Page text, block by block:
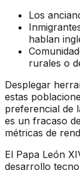
Los
hablan
rurales o
Desplegar
estas
preferencial de
es un fracaso
métricas de
El Papa León
desarrollo